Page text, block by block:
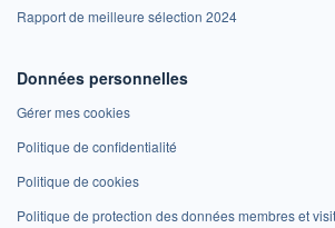
Rapport de meilleure sélection 2024
Données personnelles
Gérer mes cookies
Politique de confidentialité
Politique de cookies
Politique de protection des données membres et